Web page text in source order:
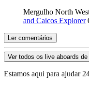
Mergulho North
and Caicos Explorer
Ler comentários
Ver todos os live aboards de
Estamos aqui para ajudar